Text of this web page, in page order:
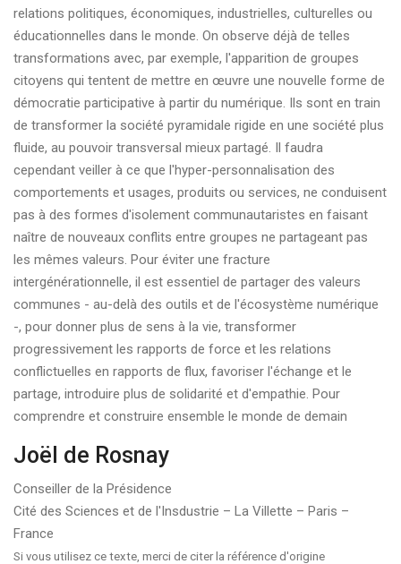
relations politiques, économiques, industrielles, culturelles ou
éducationnelles dans le monde. On observe déjà de telles
transformations avec, par exemple, l'apparition de groupes
citoyens qui tentent de mettre en œuvre une nouvelle forme de
démocratie participative à partir du numérique. Ils sont en train
de transformer la société pyramidale rigide en une société plus
fluide, au pouvoir transversal mieux partagé. Il faudra
cependant veiller à ce que l'hyper-personnalisation des
comportements et usages, produits ou services, ne conduisent
pas à des formes d'isolement communautaristes en faisant
naître de nouveaux conflits entre groupes ne partageant pas
les mêmes valeurs. Pour éviter une fracture
intergénérationnelle, il est essentiel de partager des valeurs
communes - au-delà des outils et de l'écosystème numérique
-, pour donner plus de sens à la vie, transformer
progressivement les rapports de force et les relations
conflictuelles en rapports de flux, favoriser l'échange et le
partage, introduire plus de solidarité et d'empathie. Pour
comprendre et construire ensemble le monde de demain
Joël de Rosnay
Conseiller de la Présidence
Cité des Sciences et de l'Insdustrie – La Villette – Paris –
France
Si vous utilisez ce texte, merci de citer la référence d'origine